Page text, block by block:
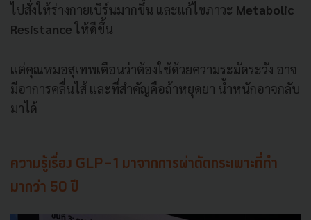
ไปสั่งให้ร่างกายเบิร์นมากขึ้น และแก้ไขภาวะ Metabolic
Resistanceให้ดีขึ้น
แต่คุณหมอสุเทพเตือนว่าต้องใช้ด้วยความระมัดระวัง อาจ
มีอาการคลื่นไส้ และที่สำคัญคือถ้าหยุดยา น้ำหนักอาจกลับ
มาได้
ความรู้เรื่อง GLP-1 มาจากการผ่าตัดกระเพาะที่ทำ
มากว่า 50 ปี